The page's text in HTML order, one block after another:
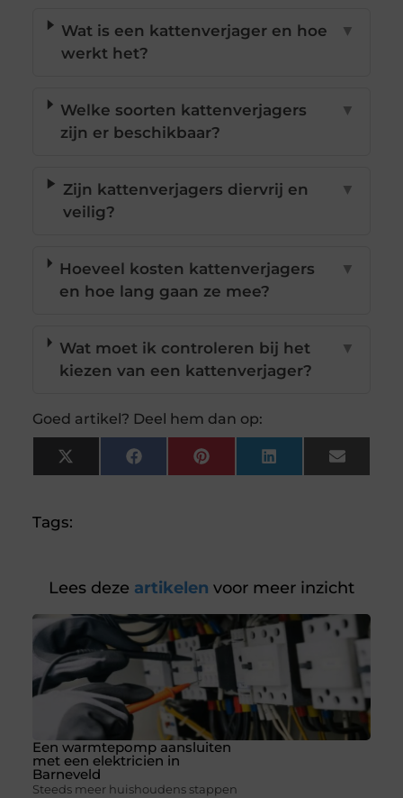
Wat is een kattenverjager en hoe
werkt het?
▼
Welke soorten kattenverjagers
zijn er beschikbaar?
▼
Zijn kattenverjagers diervrij en
veilig?
▼
Hoeveel kosten kattenverjagers
en hoe lang gaan ze mee?
▼
Wat moet ik controleren bij het
kiezen van een kattenverjager?
▼
Goed artikel? Deel hem dan op:
X
(Twitter)
FacebookPinterestLinkedInEmail
Tags:
Lees deze artikelen voor meer inzicht
Een warmtepomp aansluiten
met een elektricien in
Barneveld
Steeds meer huishoudens stappen